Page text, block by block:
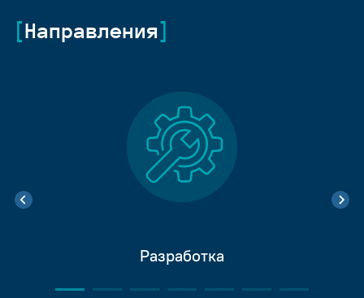
Направления
Разработка